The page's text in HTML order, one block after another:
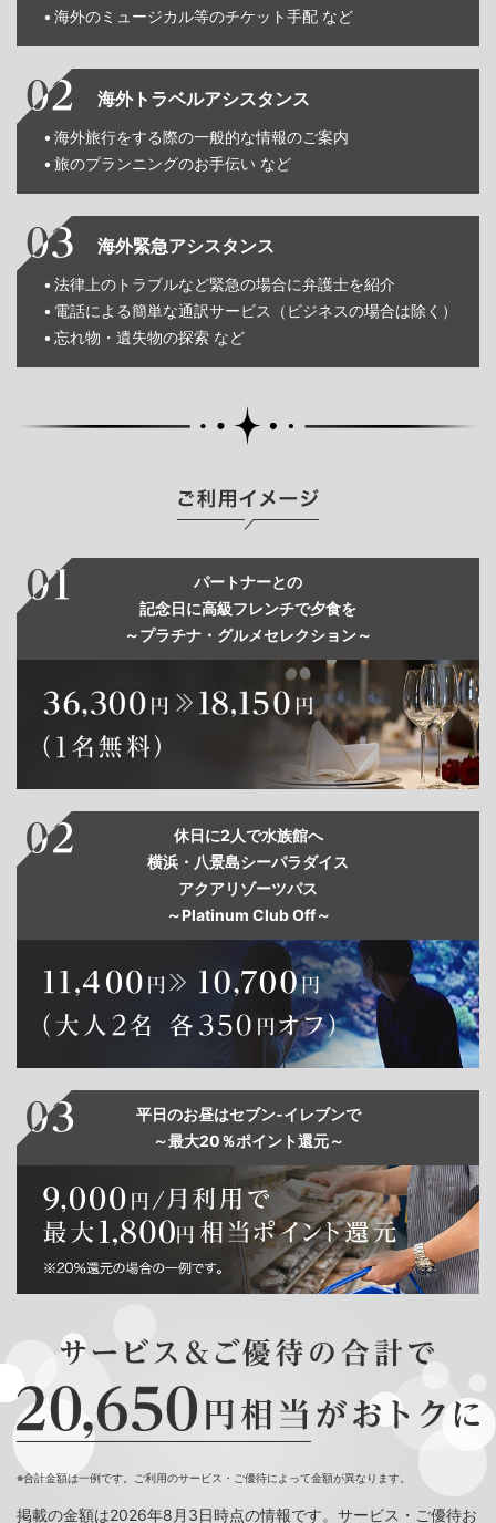
海外のミュージカル等のチケット手配 など
海外トラベルアシスタンス
海外旅行をする際の一般的な情報のご案内
旅のプランニングのお手伝い など
海外緊急アシスタンス
法律上のトラブルなど緊急の場合に弁護士を紹介
電話による簡単な通訳サービス（ビジネスの場合は除く）
忘れ物・遺失物の探索 など
パートナーとの
記念日に高級フレンチで夕食を
～プラチナ・グルメセレクション～
休日に2人で水族館へ
横浜・八景島シーパラダイス
アクアリゾーツパス
～Platinum Club Off～
平日のお昼はセブン‐イレブンで
～最大20％ポイント還元～
※合計金額は一例です。ご利用のサービス・ご優待によって金額が異なります。
掲載の金額は2026年8月3日時点の情報です。サービス・ご優待お